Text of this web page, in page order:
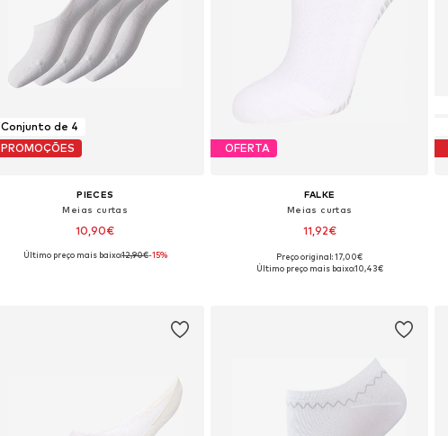
Conjunto de 4
PROMOÇÕES
PIECES
Meias curtas
10,90€
Tamanhos disponíveis: 36-38, 39-41
Último preço mais baixo:12,90€-15%
OFERTA
FALKE
Meias curtas
11,92€
+ 2
Tamanhos disponíveis: 35-36, 37-38, 39-41
Preço original: 17,00€
Último preço mais baixo:10,43€